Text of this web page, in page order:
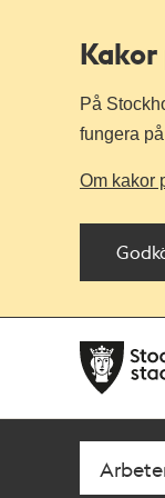
På
fungera
Om kakor
navigationen
huvudinnehållet
Sök